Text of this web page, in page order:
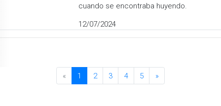
cuando se encontraba huyendo.
12/07/2024
« 1 2 3 4 5 »